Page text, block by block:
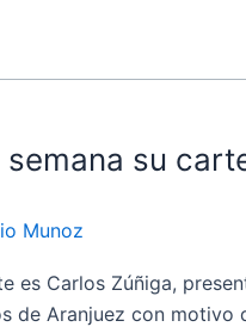
su
Munoz
es Carlos Zúñiga,
Aranjuez con